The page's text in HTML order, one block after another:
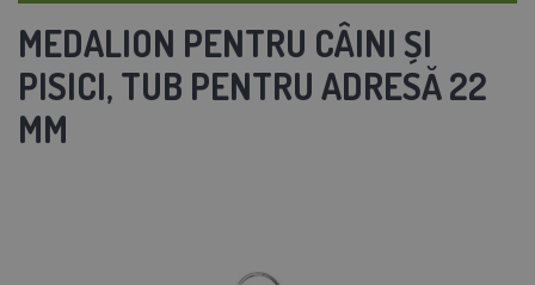
MEDALION PENTRU CÂINI ȘI
PISICI, TUB PENTRU ADRESĂ 22
MM